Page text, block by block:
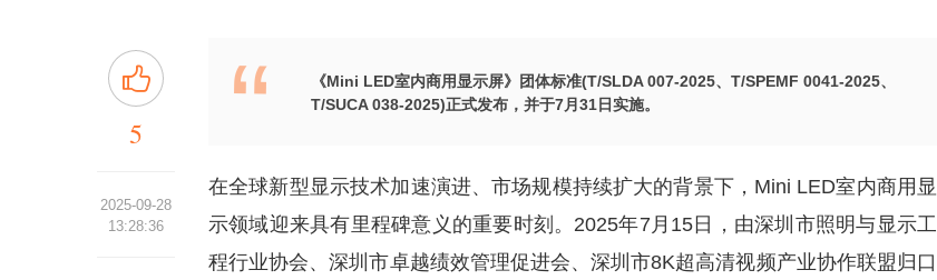
5
2025-09-28
13:28:36
《Mini LED室内商用显示屏》团体标准(T/SLDA 007-2025、T/SPEMF 0041-2025、
T/SUCA 038-2025)正式发布，并于7月31日实施。
在全球新型显示技术加速演进、市场规模持续扩大的背景下，Mini LED室内商用显
示领域迎来具有里程碑意义的重要时刻。2025年7月15日，由深圳市照明与显示工
程行业协会、深圳市卓越绩效管理促进会、深圳市8K超高清视频产业协作联盟归口